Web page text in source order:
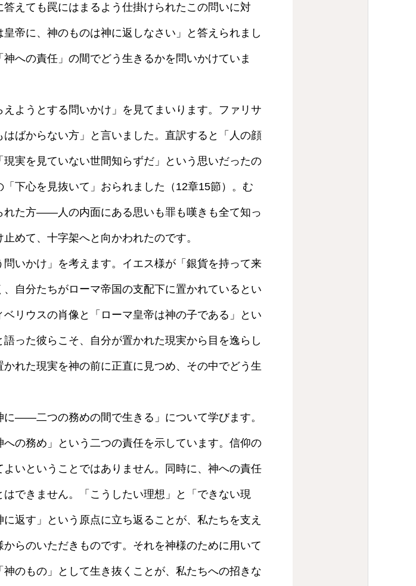
えても罠にはまるよう仕掛けられたこの問いに対
帝に、神のものは神に返しなさい」と答えられまし
への責任」の間でどう生きるかを問いかけていま
うとする問いかけ」を見てまいります。ファリサ
ばからない方」と言いました。直訳すると「人の顔
実を見ていない世間知らずだ」という思いだったの
下心を見抜いて」おられました（12章15節）。む
れた方——人の内面にある思いも罪も嘆きも全て知っ
めて、十字架へと向かわれたのです。
かけ」を考えます。イエス様が「銀貨を持って来
自分たちがローマ帝国の支配下に置かれているとい
リウスの肖像と「ローマ皇帝は神の子である」とい
った彼らこそ、自分が置かれた現実から目を逸らし
れた現実を神の前に正直に見つめ、その中でどう生
——二つの務めの間で生きる」について学びます。
の務め」という二つの責任を示しています。信仰の
いということではありません。同時に、神への責任
できません。「こうしたい理想」と「できない現
返す」という原点に立ち返ることが、私たちを支え
らのいただきものです。それを神様のために用いて
のもの」として生き抜くことが、私たちへの招きな